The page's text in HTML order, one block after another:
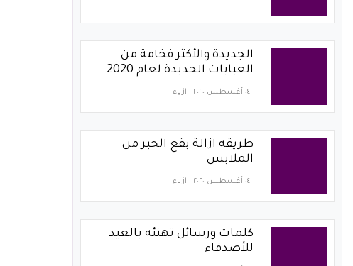
الجديدة والأكثر فخامة من
العبايات الجديدة لعام 2020
٠٤ أغسطس ٢٠٢٠ ازياء
طريقه ازالة بقع الحبر من
الملابس
٠٤ أغسطس ٢٠٢٠ ازياء
كلمات ورسائل تهنئه بالعيد
للأصدقاء